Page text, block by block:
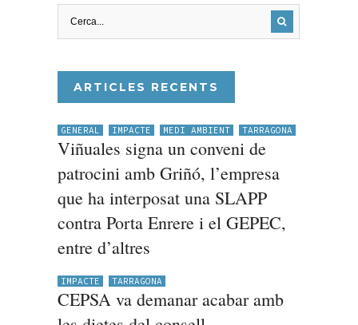
ARTICLES RECENTS
GENERAL IMPACTE MEDI AMBIENT TARRAGONA
Viñuales signa un conveni de
patrocini amb Griñó, l’empresa
que ha interposat una SLAPP
contra Porta Enrere i el GEPEC,
entre d’altres
IMPACTE TARRAGONA
CEPSA va demanar acabar amb